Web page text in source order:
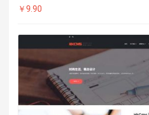
￥9.90